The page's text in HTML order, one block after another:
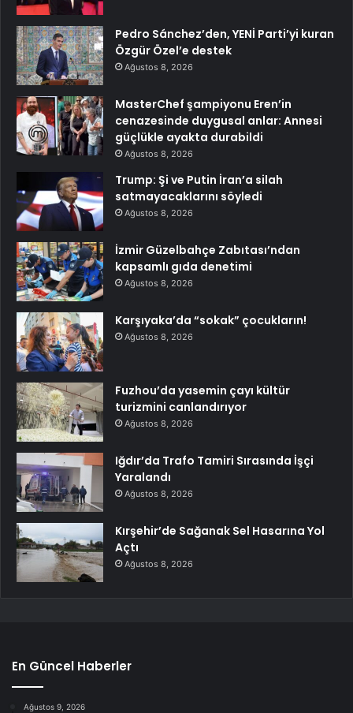
Pedro Sánchez’den, YENİ Parti’yi kuran
Özgür Özel’e destek
Ağustos 8, 2026
MasterChef şampiyonu Eren’in
cenazesinde duygusal anlar: Annesi
güçlükle ayakta durabildi
Ağustos 8, 2026
Trump: Şi ve Putin İran’a silah
satmayacaklarını söyledi
Ağustos 8, 2026
İzmir Güzelbahçe Zabıtası’ndan
kapsamlı gıda denetimi
Ağustos 8, 2026
Karşıyaka’da “sokak” çocukların!
Ağustos 8, 2026
Fuzhou’da yasemin çayı kültür
turizmini canlandırıyor
Ağustos 8, 2026
Iğdır’da Trafo Tamiri Sırasında İşçi
Yaralandı
Ağustos 8, 2026
Kırşehir’de Sağanak Sel Hasarına Yol
Açtı
Ağustos 8, 2026
En Güncel Haberler
Ağustos 9, 2026